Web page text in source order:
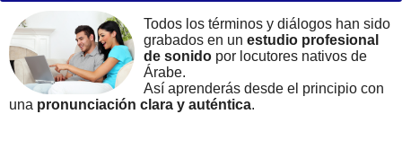
Todos los términos y diálogos han sido
grabados en un estudio profesional
de sonido por locutores nativos de
Árabe.
Así aprenderás desde el principio con
una pronunciación clara y auténtica.